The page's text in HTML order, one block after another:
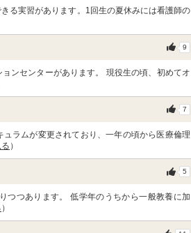
る実習があります。1回生の夏休みには看護師の
9
ンセンターがあります。 現役生の頃、初めてオ
7
ラムが変更されており、一年の頃から医療倫理
）
5
つつあります。 低学年のうちから一般教養に加
）